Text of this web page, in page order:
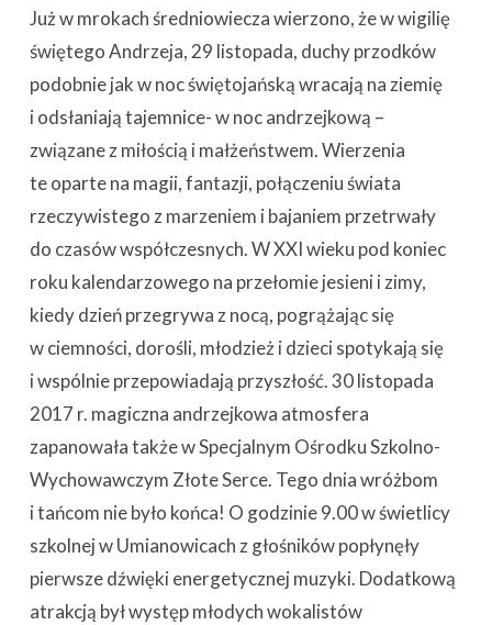
Już w mrokach średniowiecza wierzono, że w wigilię
świętego Andrzeja, 29 listopada, duchy przodków
podobnie jak w noc świętojańską wracają na ziemię
i odsłaniają tajemnice- w noc andrzejkową –
związane z miłością i małżeństwem. Wierzenia
te oparte na magii, fantazji, połączeniu świata
rzeczywistego z marzeniem i bajaniem przetrwały
do czasów współczesnych. W XXI wieku pod koniec
roku kalendarzowego na przełomie jesieni i zimy,
kiedy dzień przegrywa z nocą, pogrążając się
w ciemności, dorośli, młodzież i dzieci spotykają się
i wspólnie przepowiadają przyszłość. 30 listopada
2017 r. magiczna andrzejkowa atmosfera
zapanowała także w Specjalnym Ośrodku Szkolno-
Wychowawczym Złote Serce. Tego dnia wróżbom
i tańcom nie było końca! O godzinie 9.00 w świetlicy
szkolnej w Umianowicach z głośników popłynęły
pierwsze dźwięki energetycznej muzyki. Dodatkową
atrakcją był występ młodych wokalistów